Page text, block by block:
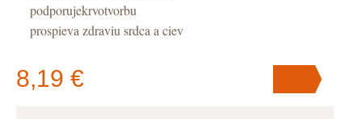
podporujekrvotvorbu
prospieva zdraviu srdca a ciev
8,19 €